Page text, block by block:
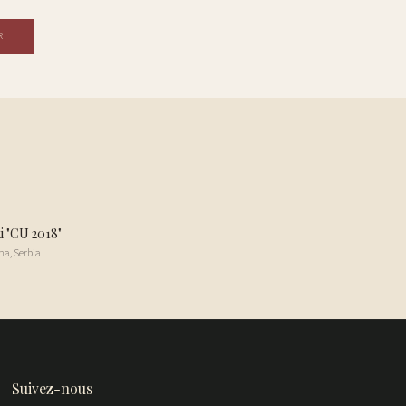
"CU 2018"
,Serbia
Suivez-nous